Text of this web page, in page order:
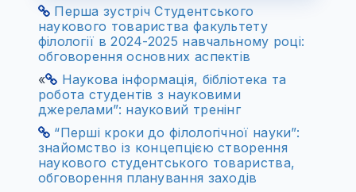
Перша зустріч Студентського
наукового товариства факультету
філології в 2024-2025 навчальному році:
обговорення основних аспектів
«
Наукова інформація, бібліотека та
робота студентів з науковими
джерелами”: науковий тренінг
“Перші кроки до філологічної науки”:
знайомство із концепцією створення
наукового студентського товариства,
обговорення планування заходів